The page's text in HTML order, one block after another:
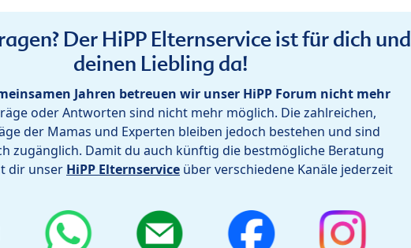
Der HiPP Elternservice ist für dich und
deinen Liebling da!
Jahren betreuen wir unser HiPP Forum nicht mehr
oder Antworten sind nicht mehr möglich. Die zahlreichen,
der Mamas und Experten bleiben jedoch bestehen und sind
zugänglich. Damit du auch künftig die bestmögliche Beratung
dir unser HiPP Elternservice über verschiedene Kanäle jederzeit